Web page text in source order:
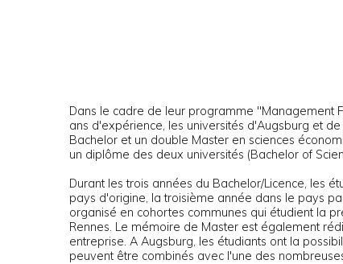
Dans le cadre de leur programme "Management
ans d'expérience, les universités d'Augsburg et
Bachelor et un double Master en sciences
un diplôme des deux universités (Bachelor of
Durant les trois années du Bachelor/Licence, les
pays d'origine, la troisième année dans le pays
organisé en cohortes communes qui étudient la
Rennes. Le mémoire de Master est également
entreprise. A Augsburg, les étudiants ont la
peuvent être combinés avec l'une des